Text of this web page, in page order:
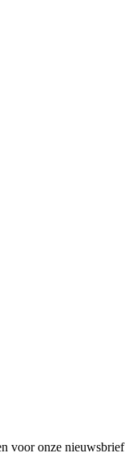
voor onze nieuwsbrief